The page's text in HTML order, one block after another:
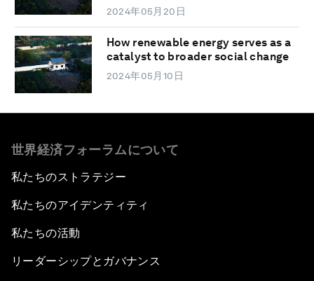
2024年05月20日
How renewable energy serves as a
catalyst to broader social change
2024年05月10日
世界経済フォーラムについて
私たちのストラテジー
私たちのアイデンティティ
私たちの活動
リーダーシップとガバナンス